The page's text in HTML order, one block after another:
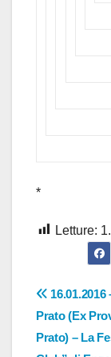
*
Letture:
Prato (Ex
Prato) – La